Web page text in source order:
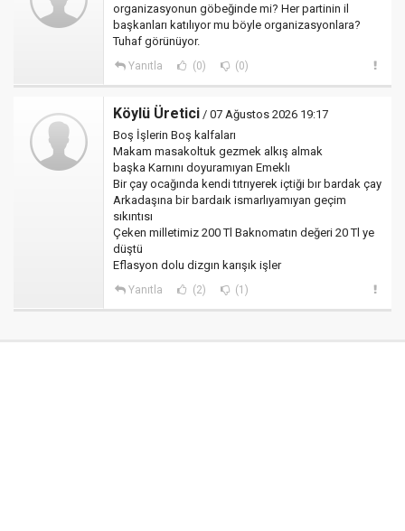
organizasyonun göbeğinde mi? Her partinin il
başkanları katılıyor mu böyle organizasyonlara?
Tuhaf görünüyor.
Yanıtla (0) (0)
Köylü Üretici / 07 Ağustos 2026 19:17
Boş İşlerin Boş kalfaları
Makam masakoltuk gezmek alkış almak
başka Karnını doyuramıyan Emeklı
Bir çay ocağında kendi tıtrıyerek içtiği bır bardak çay
Arkadaşına bir bardaık ismarlıyamıyan geçim
sıkıntısı
Çeken milletimiz 200 Tl Baknomatın değeri 20 Tl ye
düştü
Eflasyon dolu dizgın karışık işler
Yanıtla (2) (1)